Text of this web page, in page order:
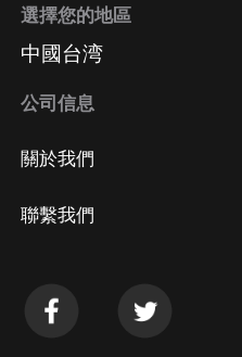
選擇您的地區
中國台湾
公司信息
關於我們
聯繫我們